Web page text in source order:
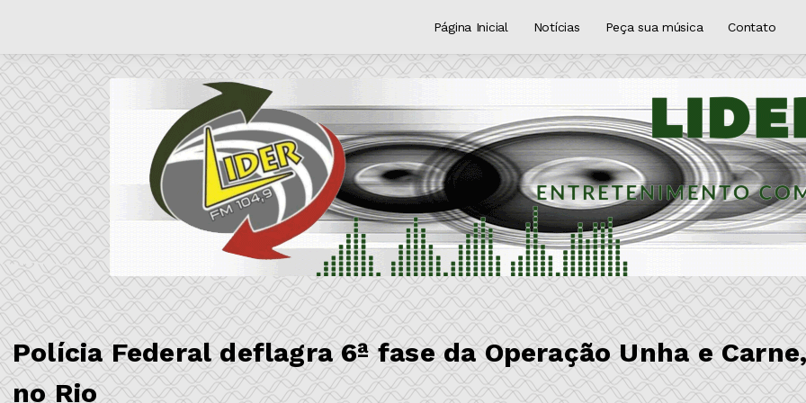
Página Inicial Notícias Peça sua música Contato
Polícia Federal deflagra 6ª fase da Operação Unha e
no Rio